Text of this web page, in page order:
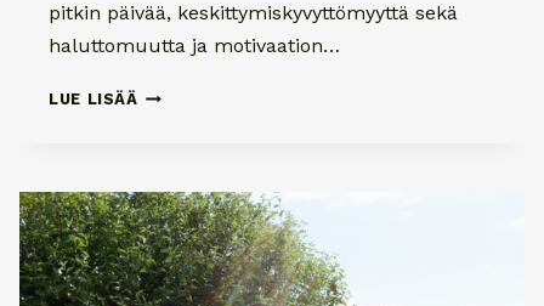
pitkin päivää, keskittymiskyvyttömyyttä sekä
haluttomuutta ja motivaation…
LUE LISÄÄ LISÄÄ